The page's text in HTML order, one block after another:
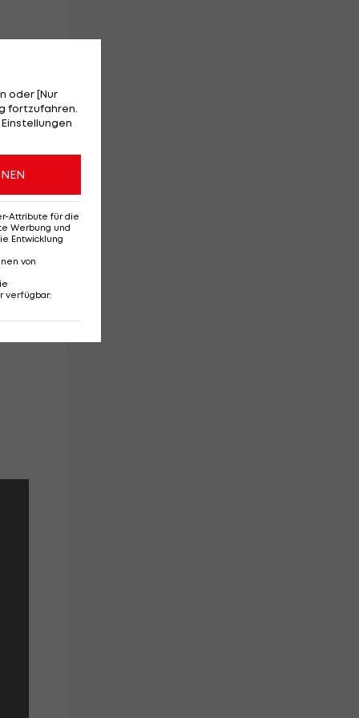
oder [Nur
fortzufahren.
Attribute für die
Werbung und
Entwicklung
von
verfügbar: